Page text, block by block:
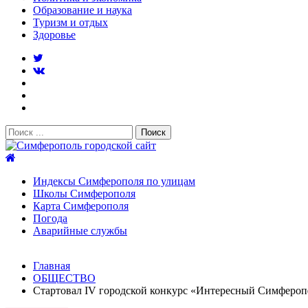
Образование и наука
Туризм и отдых
Здоровье
Поиск:
Индексы Симферополя по улицам
Школы Симферополя
Карта Симферополя
Погода
Аварийные службы
После атаки БПЛА на поезд Москва–Симферополь в
Услуги дератизации в Симферополе и Крыму — цены,
Главная
ОБЩЕСТВО
Стартовал IV городской конкурс «Интересный